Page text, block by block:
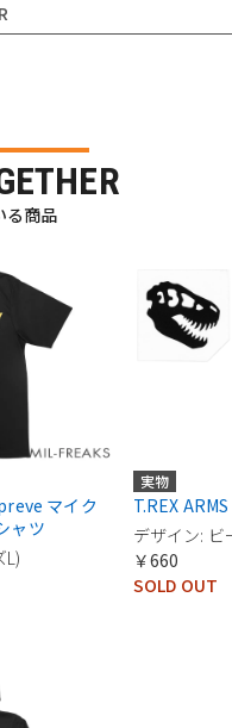
る商品
マイク
ャツ
L)
実物
T.REX
デザイン: ビ
￥660
SOLD OUT